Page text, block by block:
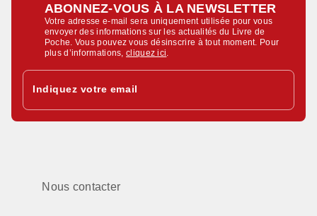
ABONNEZ-VOUS À LA NEWSLETTER
Votre adresse e-mail sera uniquement utilisée pour vous
envoyer des informations sur les actualités du Livre de
Poche. Vous pouvez vous désinscrire à tout moment. Pour
plus d’informations,cliquez ici
Indiquez votre email
Nous contacter